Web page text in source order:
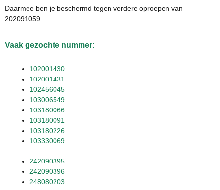
Daarmee ben je beschermd tegen verdere oproepen van
202091059.
Vaak gezochte nummer:
102001430
102001431
102456045
103006549
103180066
103180091
103180226
103330069
242090395
242090396
248080203